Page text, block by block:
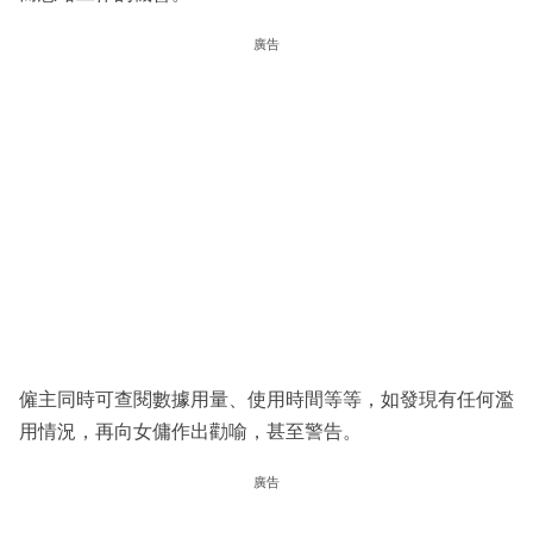
廣告
僱主同時可查閱數據用量、使用時間等等，如發現有任何濫
用情況，再向女傭作出勸喻，甚至警告。
廣告